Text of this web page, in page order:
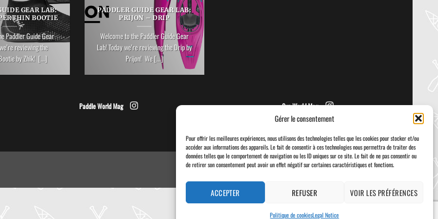
Gérer le consentement
Pour offrir les meilleures expériences, nous utilisons des technologies telles que les cookies pour stocker et/ou
accéder aux informations des appareils. Le fait de consentir à ces technologies nous permettra de traiter des
données telles que le comportement de navigation ou les ID uniques sur ce site. Le fait de ne pas consentir ou
de retirer son consentement peut avoir un effet négatif sur certaines caractéristiques et fonctions.
ACCEPTER REFUSER VOIR LES PRÉFÉRENCES
Politique de cookiesLegal Notice
GEAR LAB:
BOOTIE
Paddler Guide Gear
reviewing the
by Zhik! [...]
PADDLER GUIDE GEAR LAB:
PRIJON – DRIP
Welcome to the Paddler Guide Gear
Lab! Today we’re reviewing the Drip by
Prijon! We [...]
Paddle World Mag Sup World Mag
Visa PayPal Stripe MasterCard
Delivery